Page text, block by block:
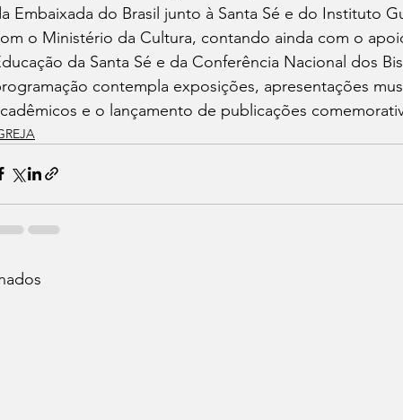
Embaixada do Brasil junto à Santa Sé e do Instituto
o Ministério da Cultura, contando ainda com o
da Santa Sé e da Conferência Nacional dos
contempla exposições, apresentações
e o lançamento de publicações